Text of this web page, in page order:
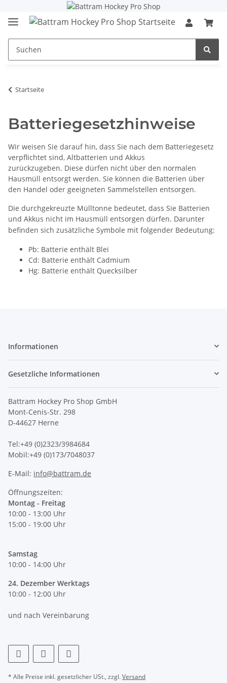
Startseite
Batteriegesetzhinweise
Wir weisen Sie darauf hin, dass Sie nach dem Batteriegesetz
verpflichtet sind, Altbatterien und Akkus
zurückzugeben. Diese dürfen nicht über den normalen
Hausmüll entsorgt werden. Sie können die Batterien über
den Handel oder geeigneten Sammelstellen entsorgen.
Die durchgekreuzte Mülltonne bedeutet, dass Sie Batterien
und Akkus nicht im Hausmüll entsorgen dürfen. Darunter
befinden sich zusätzliche Symbole mit folgender Bedeutung:
Pb: Batterie enthält Blei
Cd: Batterie enthält Cadmium
Hg: Batterie enthält Quecksilber
Informationen
Gesetzliche Informationen
Battram Hockey Pro Shop GmbH
Mont-Cenis-Str. 298
D-44627 Herne
Tel:+49 (0)2323/3984684
Mobil:+49 (0)173/7048037
E-Mail: info@battram.de
Öffnungszeiten:
Montag - Freitag
10:00 - 13:00 Uhr
15:00 - 19:00 Uhr
Samstag
10:00 - 14:00 Uhr
24. Dezember Werktags
10:00 - 12:00 Uhr
und nach Vereinbarung
* Alle Preise inkl. gesetzlicher USt., zzgl.Versand